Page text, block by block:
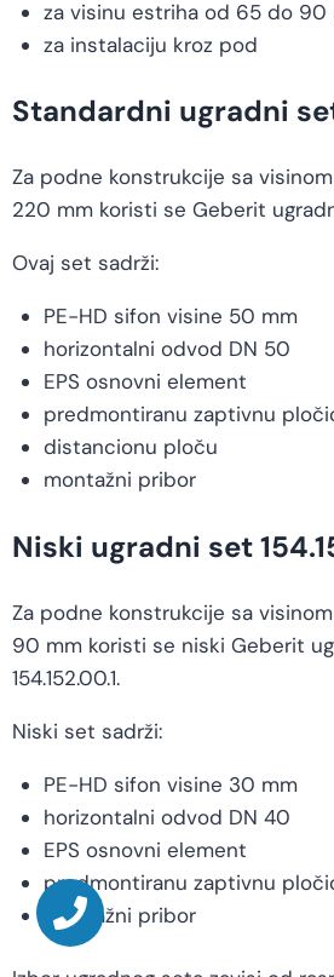
za visinu estriha od 65 do 90
za instalaciju kroz pod
Standardni ugradni
Za podne konstrukcije sa
220 mm koristi se Geberit
Ovaj set sadrži:
PE-HD sifon visine 50 mm
horizontalni odvod DN 50
EPS osnovni element
predmontiranu zaptivnu
distancionu ploču
montažni pribor
Niski ugradni set
Za podne konstrukcije sa
90 mm koristi se niski Geberit
154.152.00.1.
Niski set sadrži:
PE-HD sifon visine 30 mm
horizontalni odvod DN 40
EPS osnovni element
predmontiranu zaptivnu
montažni pribor